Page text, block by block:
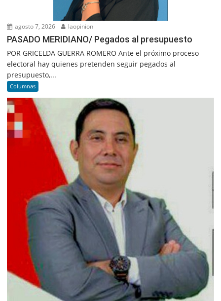
agosto 7, 2026 laopinion
PASADO MERIDIANO/ Pegados al presupuesto
POR GRICELDA GUERRA ROMERO Ante el próximo proceso
electoral hay quienes pretenden seguir pegados al
presupuesto,...
Columnas